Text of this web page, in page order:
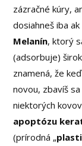
zázračné kúry,
dosiahneš iba
Melanín, ktorý
(adsorbuje)
znamená, že
novou, zbavíš
niektorých
apoptózu
(prírodná „